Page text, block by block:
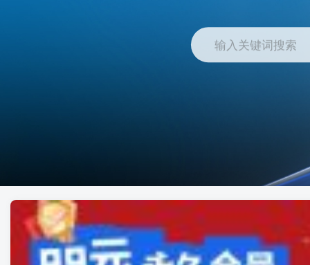
输入关键词搜索